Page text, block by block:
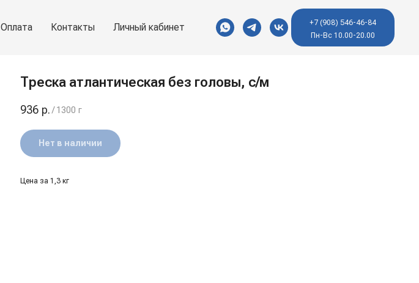
Оплата Контакты Личный кабинет
+7 (908) 546-46-84
Пн-Вс 10.00-20.00
Треска атлантическая без головы, с/м
936 р. / 1300 г
Нет в наличии
Цена за 1,3 кг